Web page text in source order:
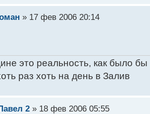
» 17 фев 2006 20:14
это реальность, как было
раз хоть на день в Залив
2 » 18 фев 2006 05:55